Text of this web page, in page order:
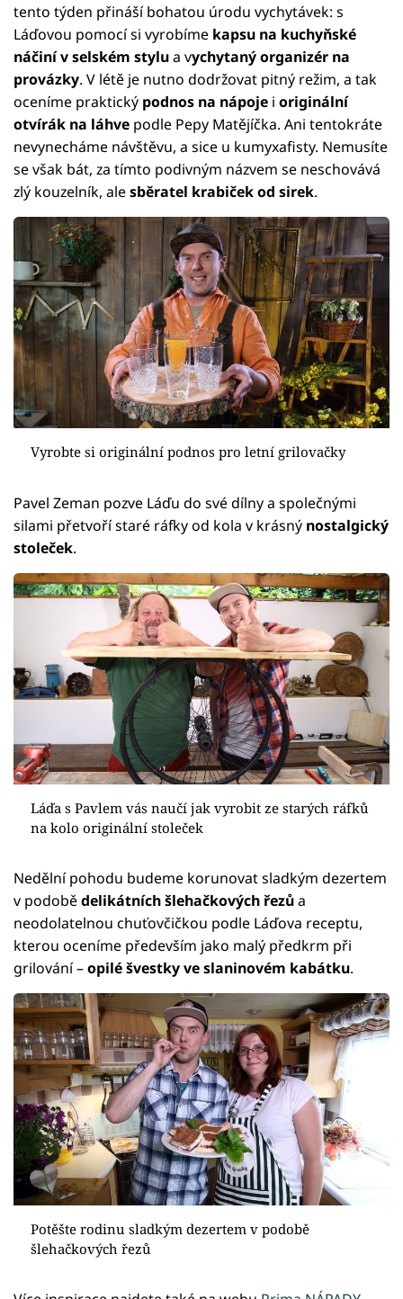
tento týden přináší bohatou úrodu vychytávek: s
Láďovou pomocí si vyrobíme kapsu na kuchyňské
náčiní v selském stylua vychytaný organizér na
provázky. V létě je nutno dodržovat pitný režim, a tak
oceníme praktický podnos na nápoje i originální
otvírák na láhve podle Pepy Matějíčka. Ani tentokráte
nevynecháme návštěvu, a sice u kumyxafisty. Nemusíte
se však bát, za tímto podivným názvem se neschovává
zlý kouzelník, alesběratel krabiček od sirek.
Vyrobte si originální podnos pro letní grilovačky
Pavel Zeman pozve Láďu do své dílny a společnými
silami přetvoří staré ráfky od kola v krásný nostalgický
stoleček.
Láďa s Pavlem vás naučí jak vyrobit ze starých ráfků
na kolo originální stoleček
Nedělní pohodu budeme korunovat sladkým dezertem
v podobědelikátních šlehačkových řezůa
neodolatelnou chuťovčičkou podle Láďova receptu,
kterou oceníme především jako malý předkrm při
grilování –opilé švestky ve slaninovém kabátku.
Potěšte rodinu sladkým dezertem v podobě
šlehačkových řezů